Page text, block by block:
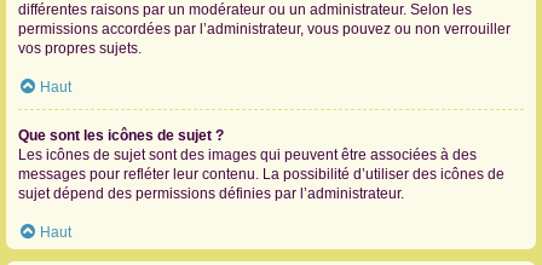
différentes raisons par un modérateur ou un administrateur. Selon les
permissions accordées par l’administrateur, vous pouvez ou non verrouiller
vos propres sujets.
Haut
Que sont les icônes de sujet ?
Les icônes de sujet sont des images qui peuvent être associées à des
messages pour refléter leur contenu. La possibilité d’utiliser des icônes de
sujet dépend des permissions définies par l’administrateur.
Haut